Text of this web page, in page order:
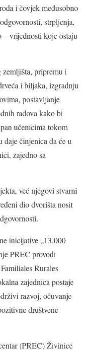
i čovjek međusobno
strpljenja,
– vrijednosti koje ostaju
zemljišta, pripremu i
i biljaka, izgradnju
postavljanje
radova kako bi
učenicima tokom
daje činjenica da će u
zajedno sa
već njegovi stvarni
dio dvorišta nosit
inicijative „13.000
PREC provodi
Rurales
zajednica postaje
razvoj, očuvanje
društvene
(PREC) Živinice